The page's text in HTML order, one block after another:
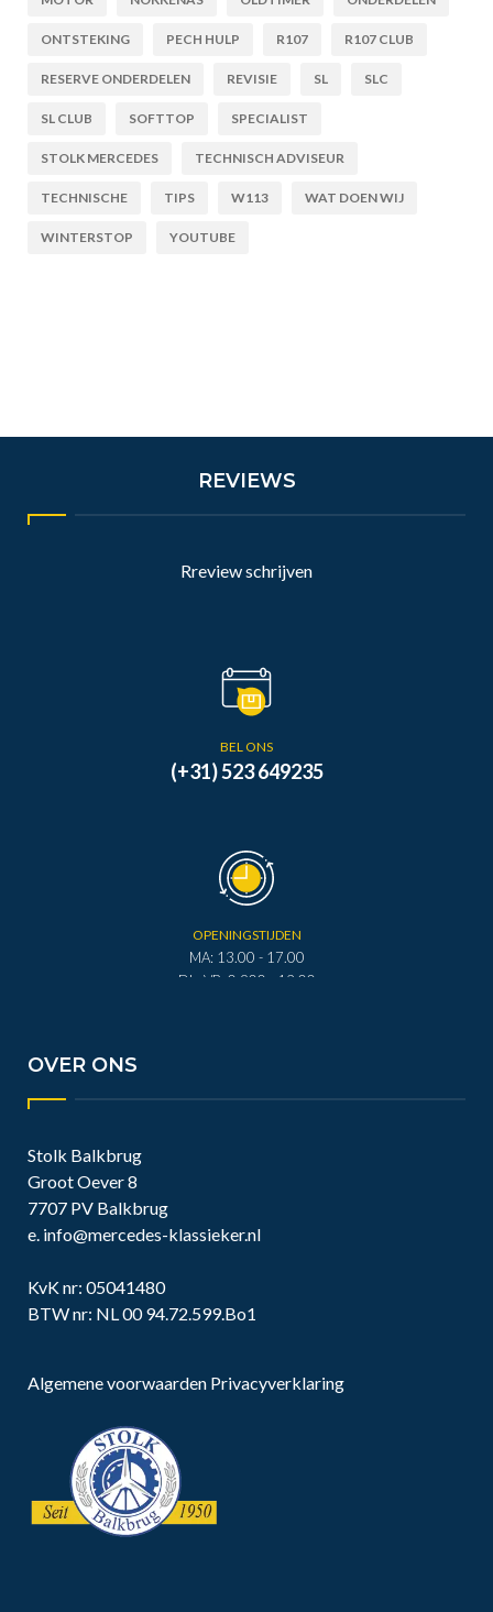
ONTSTEKING PECH HULP R107 R107 CLUB
RESERVE ONDERDELEN REVISIE SL SLC
SL CLUB SOFTTOP SPECIALIST
STOLK MERCEDES TECHNISCH ADVISEUR
TECHNISCHE TIPS W113 WAT DOEN WIJ
WINTERSTOP YOUTUBE
REVIEWS
Rreview schrijven
BEL ONS
(+31) 523 649235
OPENINGSTIJDEN
MA: 13.00 - 17.00
DI - VR: 0.900 - 12.00
OVER ONS
Stolk Balkbrug
Groot Oever 8
7707 PV Balkbrug
e. info@mercedes-klassieker.nl
KvK nr: 05041480
BTW nr: NL 00 94.72.599.Bo1
Algemene voorwaarden Privacyverklaring